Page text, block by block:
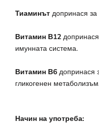
Тиаминът допринася
Витамин В12
имунната система.
Витамин В6 допринася
гликогенен
Начин на употреба: